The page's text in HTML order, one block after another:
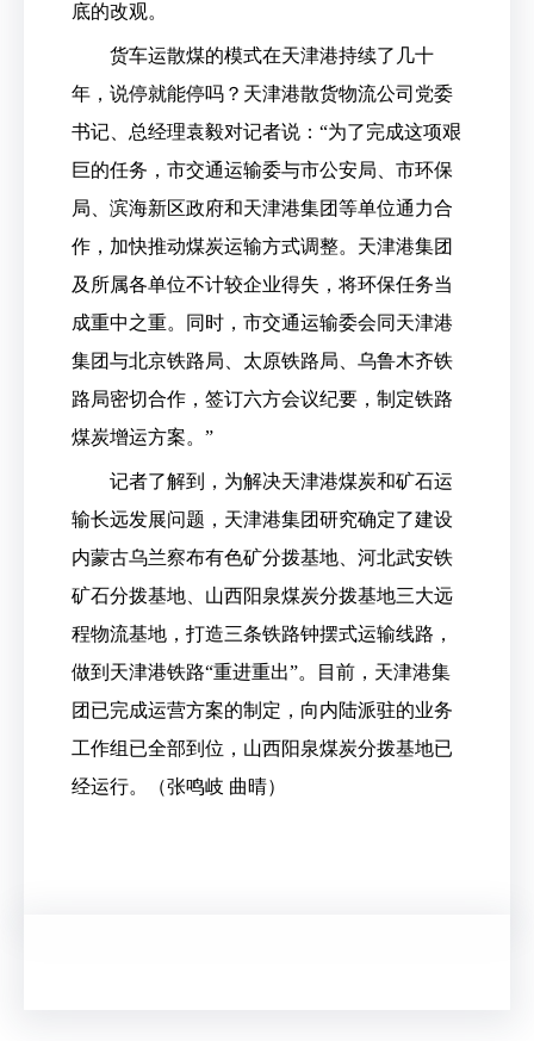
底的改观。
货车运散煤的模式在天津港持续了几十
年，说停就能停吗？天津港散货物流公司党委
书记、总经理袁毅对记者说：“为了完成这项艰
巨的任务，市交通运输委与市公安局、市环保
局、滨海新区政府和天津港集团等单位通力合
作，加快推动煤炭运输方式调整。天津港集团
及所属各单位不计较企业得失，将环保任务当
成重中之重。同时，市交通运输委会同天津港
集团与北京铁路局、太原铁路局、乌鲁木齐铁
路局密切合作，签订六方会议纪要，制定铁路
煤炭增运方案。”
记者了解到，为解决天津港煤炭和矿石运
输长远发展问题，天津港集团研究确定了建设
内蒙古乌兰察布有色矿分拨基地、河北武安铁
矿石分拨基地、山西阳泉煤炭分拨基地三大远
程物流基地，打造三条铁路钟摆式运输线路，
做到天津港铁路“重进重出”。目前，天津港集
团已完成运营方案的制定，向内陆派驻的业务
工作组已全部到位，山西阳泉煤炭分拨基地已
经运行。（张鸣岐 曲晴）